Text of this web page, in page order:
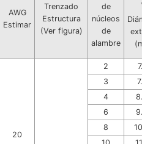
AWG
Estimar
Trenzado
Estructura
(Ver figura)
de
núcleos
de
alambre
20
2
3
4
6
8